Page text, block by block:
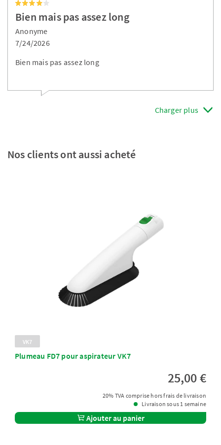
Bien mais pas assez long
Anonyme
7/24/2026
Bien mais pas assez long
Charger plus
Nos clients ont aussi acheté
VK7
Plumeau FD7 pour aspirateur VK7
25,00 €
20% TVA comprise hors frais de livraison
Livraison sous 1 semaine
Ajouter au panier